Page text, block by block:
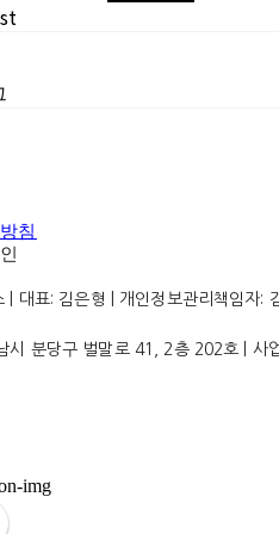
침
| 대표: 김은형 | 개인정보관리책임
시 분당구 벌말로 41, 2층 202호 | 사